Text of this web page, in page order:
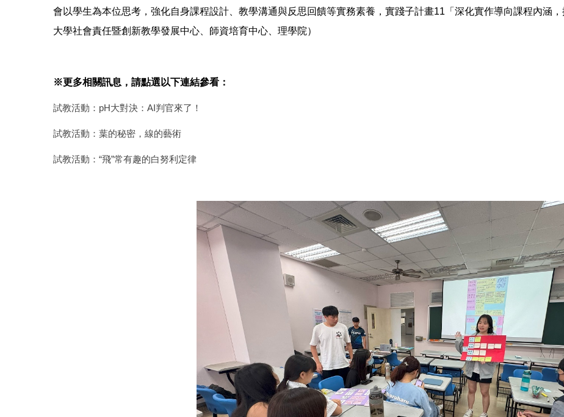
會以學生為本位思考，強化自身課程設計、教學溝通與反思回饋等實務素養，實踐子計畫11「深化實作導向課程內涵
大學社會責任暨創新教學發展中心、師資培育中心、理學院）
※更多相關訊息，請點選以下連結參看：
試教活動：pH大對決：AI判官來了！
試教活動：葉的秘密，線的藝術
試教活動：“飛”常有趣的白努利定律